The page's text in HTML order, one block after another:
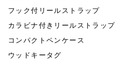
フック付リールストラップ
カラビナ付きリールストラップ
コンパクトペンケース
ウッドキータグ